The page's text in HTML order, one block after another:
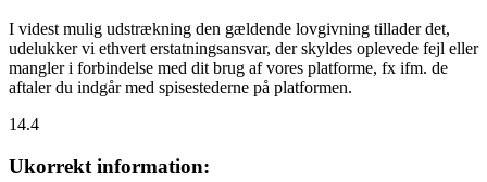
I videst mulig udstrækning den gældende lovgivning tillader det,
udelukker vi ethvert erstatningsansvar, der skyldes oplevede fejl eller
mangler i forbindelse med dit brug af vores platforme, fx ifm. de
aftaler du indgår med spisestederne på platformen.
14.4
Ukorrekt information: